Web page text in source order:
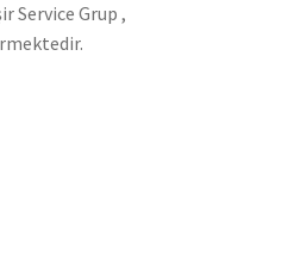
Service Grup ,